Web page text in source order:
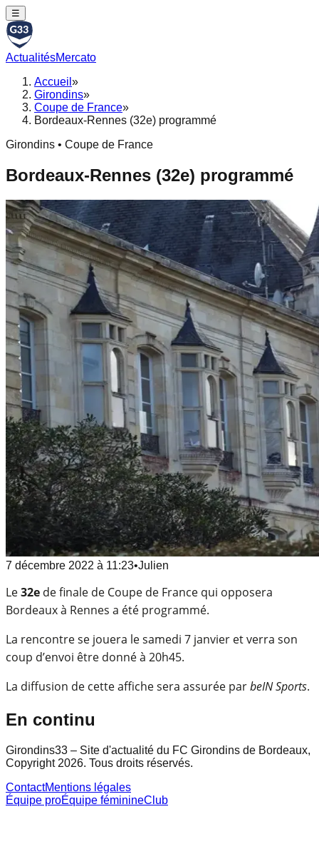
☰
ActualitésMercato
Accueil »
Girondins»
Coupe de France»
Bordeaux-Rennes (32e) programmé
Girondins • Coupe de France
Bordeaux-Rennes (32e) programmé
7 décembre 2022 à 11:23•Julien
Le32e de finale de Coupe de France qui opposera
Bordeaux à Rennes a été programmé.
La rencontre se jouera le samedi 7 janvier et verra son
coup d’envoi être donné à 20h45.
La diffusion de cette affiche sera assurée parbeINSports.
En continu
Girondins33 – Site d'actualité du FC Girondins de Bordeaux,
Copyright 2026. Tous droits réservés.
ContactMentions légales
Équipe proÉquipe féminineClub